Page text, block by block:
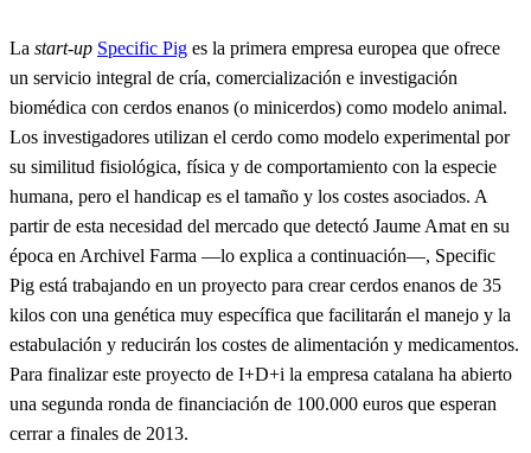
La start-up Specific Pig es la primera empresa europea que ofrece
un servicio integral de cría, comercialización e investigación
biomédica con cerdos enanos (o minicerdos) como modelo animal.
Los investigadores utilizan el cerdo como modelo experimental por
su similitud fisiológica, física y de comportamiento con la especie
humana, pero el handicap es el tamaño y los costes asociados. A
partir de esta necesidad del mercado que detectó Jaume Amat en su
época en Archivel Farma —lo explica a continuación—, Specific
Pig está trabajando en un proyecto para crear cerdos enanos de 35
kilos con una genética muy específica que facilitarán el manejo y la
estabulación y reducirán los costes de alimentación y medicamentos.
Para finalizar este proyecto de I+D+i la empresa catalana ha abierto
una segunda ronda de financiación de 100.000 euros que esperan
cerrar a finales de 2013.